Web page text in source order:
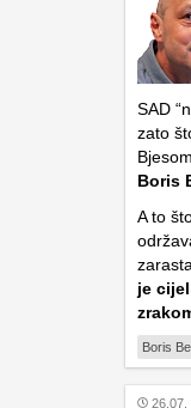
SAD
zato
Boris
A to
je
Boris
26.07.